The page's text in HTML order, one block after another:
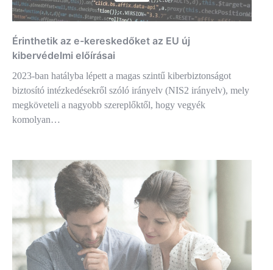
Érinthetik az e-kereskedőket az EU új
kibervédelmi előírásai
2023-ban hatályba lépett a magas szintű kiberbiztonságot
biztosító intézkedésekről szóló irányelv (NIS2 irányelv), mely
megköveteli a nagyobb szereplőktől, hogy vegyék
komolyan…